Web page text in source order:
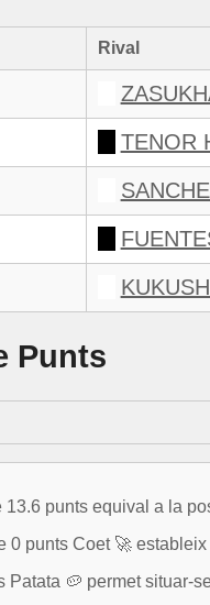
Rival
TENOR
Punts
13.6 punts equival a la
0 punts Coet 🚀
Patata 🥔 permet situar-